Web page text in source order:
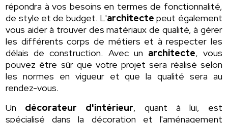
répondra à vos besoins en termes de fonctionnalité,
de style et de budget. L'architecte peut également
vous aider à trouver des matériaux de qualité, à gérer
les différents corps de métiers et à respecter les
délais de construction. Avec un architecte, vous
pouvez être sûr que votre projet sera réalisé selon
les normes en vigueur et que la qualité sera au
rendez-vous.
Un décorateur d'intérieur, quant à lui, est
spécialisé dans la décoration et l'aménagement